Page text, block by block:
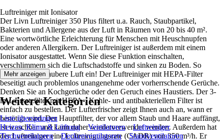
Luftreiniger mit Ionisator
Der Livn Luftreiniger 350 Plus filtert u.a. Rauch, Staubpartikel,
Bakterien und Allergene aus der Luft in Räumen von 20 bis 40 m².
Eine wortwörtliche Erleichterung für Menschen mit Heuschnupfen
oder anderen Allergikern. Der Luftreiniger ist außerdem mit einem
Ionisator ausgestattet. Wenn Sie diese Funktion einschalten,
verschlimmern sich die Luftschadstoffe und sinken zu Boden. So
atmen Sie nur saubere Luft ein! Der Luftreiniger mit HEPA-Filter
beseitigt auch problemlos unangenehme oder vorherrschende Gerüche.
Denken Sie an Kochgerüche oder den Geruch eines Haustiers. Der 3-
in-1-Ersatzfilter mit HEPA-, Kohle- und antibakteriellem Filter ist
einfach zu bestellen. Der Lufterfrischer zeigt Ihnen auch an, wann er
benötigt wird. Der Hauptfilter, der vor allem Staub und Haare auffängt,
ist waschbar und kann daher wiederverwendet werden. Außerdem hat
der Luftreiniger eine Luftreinigungsrate (CADR) von 350 m³/h. Er
Mehr anzeigen
Weitere Kategorien
Liste überspringen
Heizen, Klima & Lüftung
Ventilatoren
Luftreiniger
Tischventilatoren
Deckenventilatoren
Standventilatoren